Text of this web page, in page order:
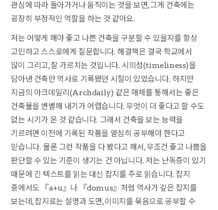
관심에 따라 돌아가거나 움직이는 것을 보면, 그게 건축에는
굉장히 부정적인 역할을 하는 것 같아요.
저는 어떻게 해야 좋고 나쁜 건축을 구분할 수 있을지를 항상
고민하고 스스로에게 질문합니다. 해결책은 결국 학교에서
많이 그리고, 잘 가르치는 것입니다. 시의성(timeliness)을
담아낸 건축만 역사로 기록됐던 시절이 있었습니다. 하지만
지금의 아크데일리(Archdaily) 같은 매체를 통해서는 좋은
건축물을 변별해 내기가 어렵습니다. 무엇이 더 좋다고 할 수도
없는 시기가 온 것 같습니다. 그래서 건축을 보는 능력을
기르려면 이전에 기록된 작품을 열심히 공부해야 한다고
믿습니다. 물론 그런 작품을 다 봤다고 해서, 무조건 좋고 나쁨을
판단할 수 있는 기준이 생기는 건 아닙니다. 저는 난독증이 있기
때문에 긴 텍스트를 읽는 대신 잡지를 주로 읽습니다. 잡지
중에서도 『a+u』나 『domus』처럼 역사가 깊은 잡지를
보는데, 잡지로는 설명과 도면, 이미지를 묶음으로 공부할 수